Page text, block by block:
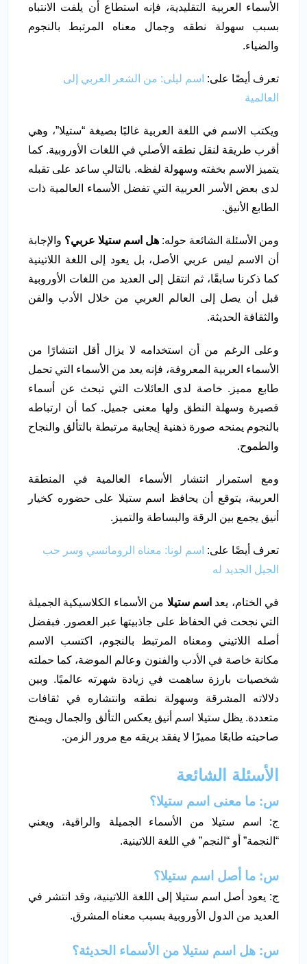
الأسماء العربية التقليدية، فإنه استطاع أن يلفت الانتباه
بسبب سهولة نطقه وجمال معناه المرتبط بالنجوم
والضياء.
تعرف أيضًا على: اسم ليلى: من الشعر العربي إلى
العالمية
ويكتب الاسم في اللغة العربية غالبًا بصيغة “ستيلا”، وهي
أقرب طريقة لنقل نطقه الأصلي في اللغات الأوروبية. كما
يتميز الاسم بخفته وسهولة لفظه. بالتالي ساعد على تقبله
لدى بعض الأسر العربية التي تفضل الأسماء العالمية ذات
الطابع الأنيق.
ومن الأسئلة الشائعة حوله: هل اسم ستيلا عربي؟ والإجابة
أن الاسم ليس عربي الأصل، بل يعود إلى اللغة اللاتينية
كما ذكرنا سابقًا، ثم انتقل إلى العديد من اللغات الأوروبية
قبل أن يصل إلى العالم العربي من خلال الأدب والفن
والثقافة الحديثة.
وعلى الرغم من أن استخدامه لا يزال أقل انتشارًا من
الأسماء العربية المعروفة، فإنه يعد من الأسماء التي تحمل
طابع مميز. خاصة لدى العائلات التي تبحث عن أسماء
قصيرة وسهلة النطق ولها معنى جميل. كما أن ارتباطه
بالنجوم يمنحه صورة ذهنية إيجابية مرتبطة بالتألق والنجاح
والطموح.
ومع استمرار انتشار الأسماء العالمية في المنطقة
العربية، يتوقع أن يحافظ اسم ستيلا على حضوره كخيار
أنيق يجمع بين الرقة والبساطة والتميز.
تعرف أيضًا على: اسم لونا: معناه الرومانسي وسر حب
الجيل الجديد له
في الختام، يعد اسم ستيلا من الأسماء الكلاسيكية الجميلة
التي نجحت في الحفاظ على جاذبيتها عبر العصور. فبفضل
أصله اللاتيني ومعناه المرتبط بالنجوم، اكتسب الاسم
مكانة خاصة في الأدب والفنون وعالم الموضة، كما حملته
شخصيات بارزة ساهمت في زيادة شهرته عالميًا. وبين
دلالاته المشرقة وسهولة نطقه وانتشاره في ثقافات
متعددة. يظل ستيلا اسم أنيق يعكس التألق والجمال ويمنح
صاحبته طابعًا مميزًا لا يفقد بريقه مع مرور الزمن.
الأسئلة الشائعة
س: ما معنى اسم ستيلا؟
ج: اسم ستيلا من الأسماء الجميلة والراقية، ويعني
“النجمة” أو “النجم” في اللغة اللاتينية.
س: ما أصل اسم ستيلا؟
ج: يعود أصل اسم ستيلا إلى اللغة اللاتينية، وقد انتشر في
العديد من الدول الأوروبية بسبب معناه المشرق.
س: هل اسم ستيلا من الأسماء الحديثة؟